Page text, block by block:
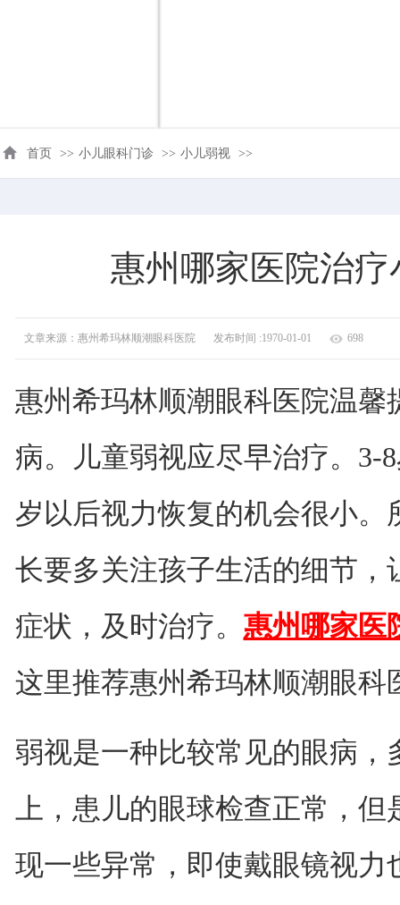
首页 >> 小儿眼科门诊 >> 小儿弱视 >>
惠州哪家医院治
文章来源：惠州希玛林顺潮眼科医院 发布时间 :1970-01-01 698
惠州希玛林顺潮眼科医院温馨
病。儿童弱视应尽早治疗。3-
岁以后视力恢复的机会很小
长要多关注孩子生活的细节
症状，及时治疗。 惠州哪家医
这里推荐惠州希玛林顺潮眼科
弱视是一种比较常见的眼病
上，患儿的眼球检查正常，
现一些异常，即使戴眼镜视力